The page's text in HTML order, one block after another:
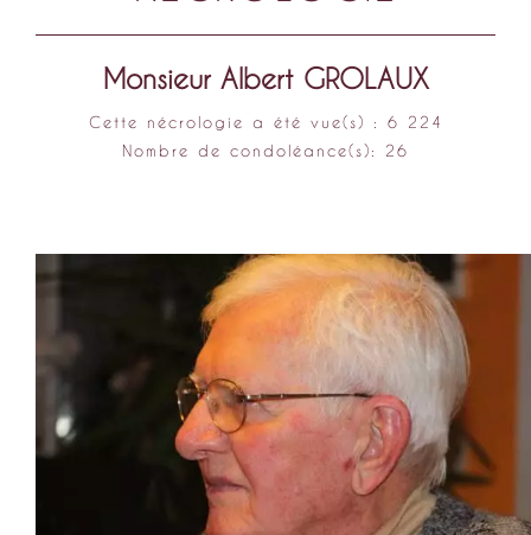
Monsieur Albert GROLAUX
Cette nécrologie a été vue(s) : 6 224
Nombre de condoléance(s): 26